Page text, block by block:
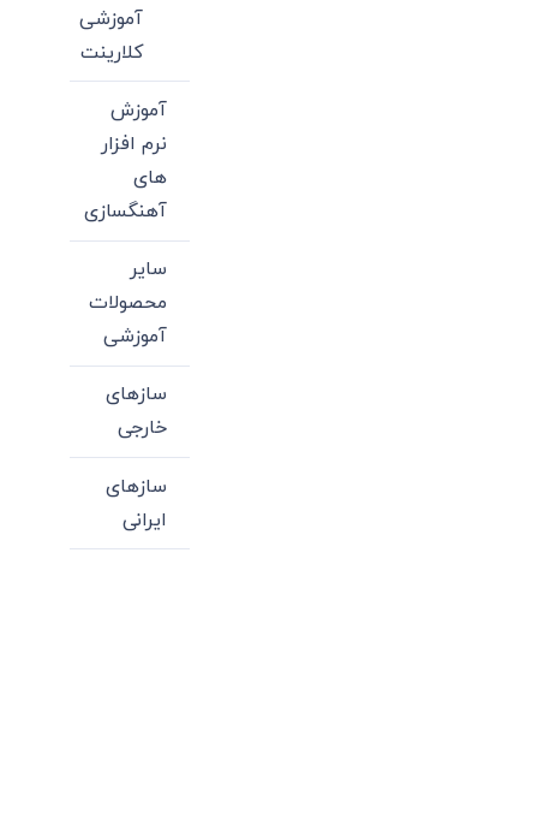
آموزشی
کلارینت
آموزش
نرم افزار
های
آهنگسازی
سایر
محصولات
آموزشی
سازهای
خارجی
سازهای
ایرانی